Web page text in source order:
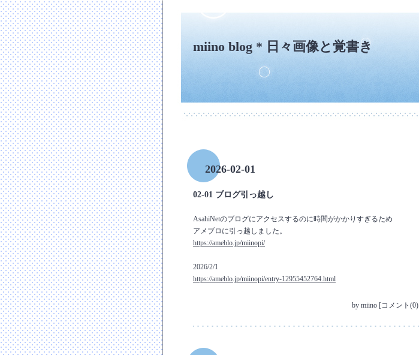
miino blog * 日々画像と覚書き
02-01 ブログ引っ越し
2026-02-01
AsahiNetのブログにアクセスするのに時間がかかりすぎるため
アメブロに引っ越しました。
https://ameblo.jp/miinopi/
2026/2/1
https://ameblo.jp/miinopi/entry-12955452764.html
by miino [コメント(0)